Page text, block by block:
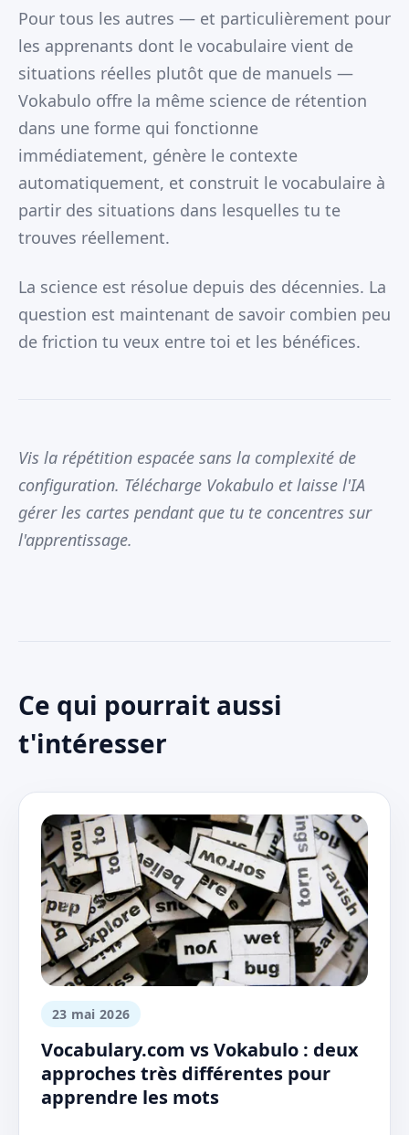
Pour tous les autres — et particulièrement pour
les apprenants dont le vocabulaire vient de
situations réelles plutôt que de manuels —
Vokabulo offre la même science de rétention
dans une forme qui fonctionne
immédiatement, génère le contexte
automatiquement, et construit le vocabulaire à
partir des situations dans lesquelles tu te
trouves réellement.
La science est résolue depuis des décennies. La
question est maintenant de savoir combien peu
de friction tu veux entre toi et les bénéfices.
Vis la répétition espacée sans la complexité de
configuration. Télécharge Vokabulo et laisse l'IA
gérer les cartes pendant que tu te concentres sur
l'apprentissage.
Ce qui pourrait aussi
t'intéresser
23 mai 2026
Vocabulary.com vs Vokabulo : deux
approches très différentes pour
apprendre les mots